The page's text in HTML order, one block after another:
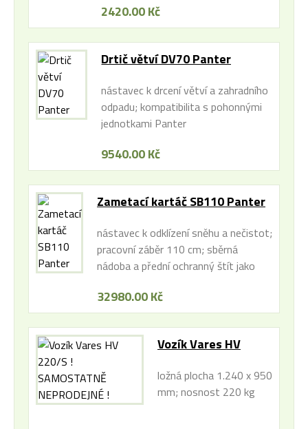
2420.00 Kč
Drtič větví DV70 Panter
nástavec k drcení větví a zahradního
odpadu; kompatibilita s pohonnými
jednotkami Panter
9540.00 Kč
Zametací kartáč SB110 Panter
nástavec k odklízení sněhu a nečistot;
pracovní záběr 110 cm; sběrná
nádoba a přední ochranný štít jako
pohonnými jednotkami Panter
32980.00 Kč
Vozík Vares HV
SAMOSTATNĚ
NEPRODEJNÉ !
ložná plocha 1.240 x 950
mm; nosnost 220 kg